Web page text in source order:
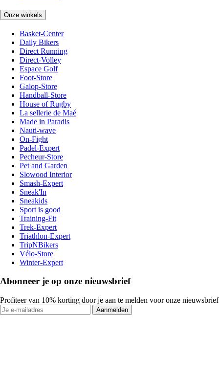
Onze winkels
Basket-Center
Daily Bikers
Direct Running
Direct-Volley
Espace Golf
Foot-Store
Galop-Store
Handball-Store
House of Rugby
La sellerie de Maé
Made in Paradis
Nauti-wave
On-Fight
Padel-Expert
Pecheur-Store
Pet and Garden
Slowood Interior
Smash-Expert
Sneak'In
Sneakids
Sport is good
Training-Fit
Trek-Expert
Triathlon-Expert
TripNBikers
Vélo-Store
Winter-Expert
Abonneer je op onze nieuwsbrief
Profiteer van 10% korting door je aan te melden voor onze nieuwsbrief
Aanmelden